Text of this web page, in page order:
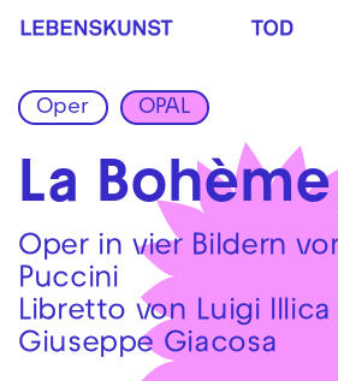
Zur Hauptnavigation springen
Oper
OPAL
La Bohème
Oper in vier Bildern
Puccini
Libretto von Luigi
Giuseppe Giacosa